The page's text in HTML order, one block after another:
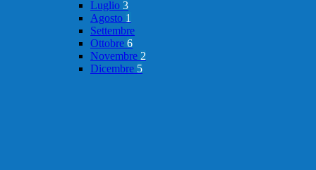
Luglio 3
Agosto 1
Settembre
Ottobre 6
Novembre 2
Dicembre 5